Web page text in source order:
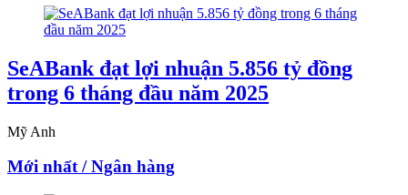
SeABank đạt lợi nhuận 5.856 tỷ đồng
trong 6 tháng đầu năm 2025
Mỹ Anh
Mới nhất / Ngân hàng